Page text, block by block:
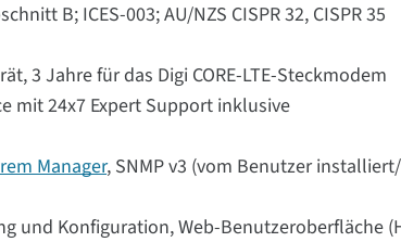
B; ICES-003; AU/NZS CISPR 32, CISPR 35
3 Jahre für das Digi CORE-LTE-Steckmodem
mit 24x7 Expert Support inklusive
Manager, SNMP v3 (vom Benutzer
und Konfiguration, Web-Benutzeroberfläche